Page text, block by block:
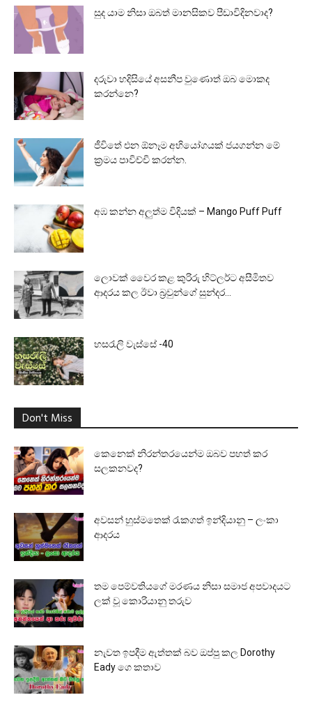
සුද යාම නිසා ඔබත් මානසිකව පීඩාවිදිනවාද?
දරුවා හදිසියේ අසනීප වුණොත් ඔබ මොකද
කරන්නෙ?
ජීවිතේ එන ඕනෑම අභියෝගයක් ජයගන්න මේ
ක්‍රමය පාවිච්චි කරන්න.
අඹ කන්න අලුත්ම විදියක් – Mango Puff Puff
ලොවක් වෛර කළ කුරිරු හිට්ලර්ට අසීමිතව
ආදරය කල ඊවා බ්‍රවුන්ගේ සුන්දර...
හසරැලි වැස්සේ -40
Don't Miss
කෙනෙක් නිරන්තරයෙන්ම ඔබව පහත් කර
සලකනවද?
අවසන් හුස්මතෙක් රැකගත් ඉන්දියානු – ලංකා
ආදරය
තම පෙම්වතියගේ මරණය නිසා සමාජ අපවාදයට
ලක් වූ කොරියානු තරුව
නැවත ඉපදීම ඇත්තක් බව ඔප්පු කල Dorothy
Eady ගෙ කතාව